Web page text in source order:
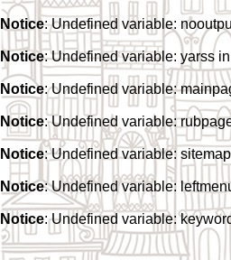
Notice: Undefined variable:
Notice: Undefined variable: yarss in
Notice: Undefined variable:
Notice: Undefined variable:
Notice: Undefined variable:
Notice: Undefined variable:
Notice: Undefined variable: